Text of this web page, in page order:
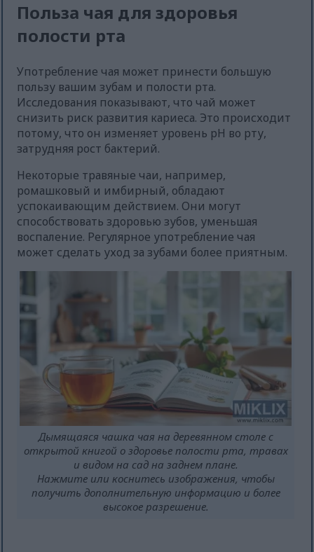
Польза чая для здоровья
полости рта
Употребление чая может принести большую
пользу вашим зубам и полости рта.
Исследования показывают, что чай может
снизить риск развития кариеса. Это происходит
потому, что он изменяет уровень pH во рту,
затрудняя рост бактерий.
Некоторые травяные чаи, например,
ромашковый и имбирный, обладают
успокаивающим действием. Они могут
способствовать здоровью зубов, уменьшая
воспаление. Регулярное употребление чая
может сделать уход за зубами более приятным.
Дымящаяся чашка чая на деревянном столе с
открытой книгой о здоровье полости рта, травах
и видом на сад на заднем плане.
Нажмите или коснитесь изображения, чтобы
получить дополнительную информацию и более
высокое разрешение.